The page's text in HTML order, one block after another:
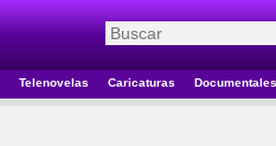
Telenovelas Caricaturas Documentales